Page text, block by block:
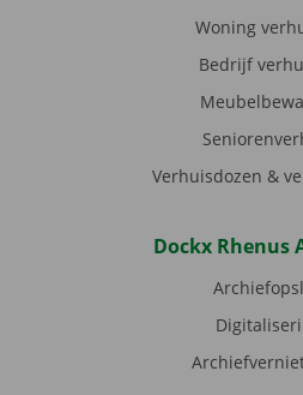
Woning
Bedrijf
Verhuisdozen &
Dockx Rhenus